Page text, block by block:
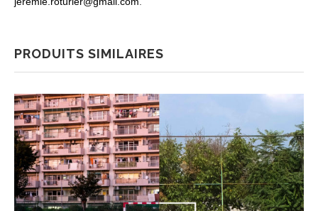
PRODUITS SIMILAIRES